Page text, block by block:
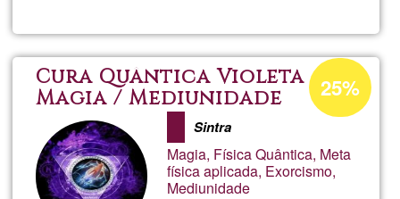
7
dias,
7
Cura Quântica Violeta /
Magia / Mediunidade
Sintra
Magia, Física Quântica, Meta
física aplicada, Exorcismo,
Mediunidade
Percentagem
de
aceitação
da
Ğ1
25%